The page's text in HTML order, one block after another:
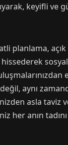
keyifli ve
planlama,
aynı
asla taviz
her anın